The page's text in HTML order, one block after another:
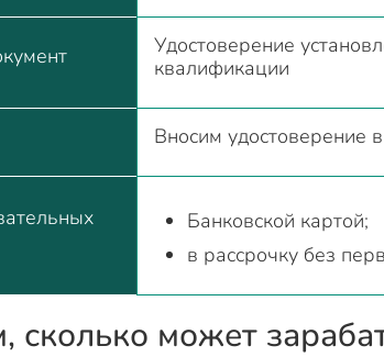
Удостоверение
квалификации
Вносим
Банковской картой;
в рассрочку без
сколько может